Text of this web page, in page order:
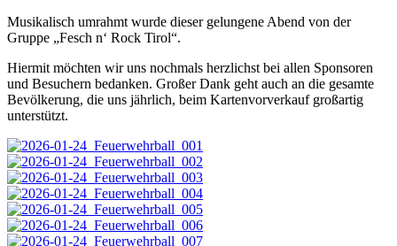
Musikalisch umrahmt wurde dieser gelungene Abend von der
Gruppe „Fesch n‘ Rock Tirol“.
Hiermit möchten wir uns nochmals herzlichst bei allen Sponsoren
und Besuchern bedanken. Großer Dank geht auch an die gesamte
Bevölkerung, die uns jährlich, beim Kartenvorverkauf großartig
unterstützt.